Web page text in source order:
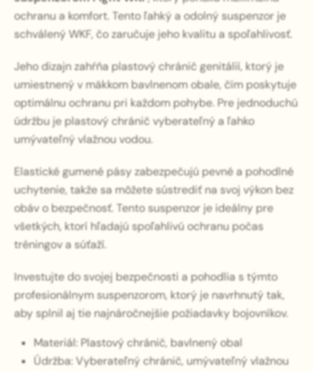
ochranu a komfort. Tento ľahký a odolný suspenzor je
schválený WKF, čo zaručuje jeho kvalitu a spoľahlivosť.
Jeho dizajn zahŕňa plastový chránič genitálií, ktorý je
umiestnený v mäkkom bavlnenom obale, čím poskytuje
optimálnu ochranu pri každom pohybe. Pre jednoduchú
údržbu je plastový chránič vyberateľný a ľahko
umývateľný vlažnou vodou.
Elastické gumené pásy zabezpečujú pevné a pohodlné
uchytenie, takže sa môžete sústrediť na svoj výkon bez
obáv o bezpečnosť. Tento suspenzor je ideálny pre
všetkých, ktorí hľadajú spoľahlivú ochranu počas
tréningov a súťaží.
Investujte do svojej bezpečnosti a pohodlia s týmto
profesionálnym suspenzorom, ktorý je navrhnutý tak,
aby splnil aj tie najnáročnejšie požiadavky bojovníkov.
Materiál: Plastový chránič, bavlnený obal
Údržba: Vyberateľný chránič, umývateľný vlažnou